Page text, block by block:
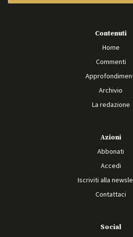
Contenuti
Home
Commenti
Archivio
La redazione
Azioni
Abbonati
Accedi
Iscriviti alla
Contattaci
Social